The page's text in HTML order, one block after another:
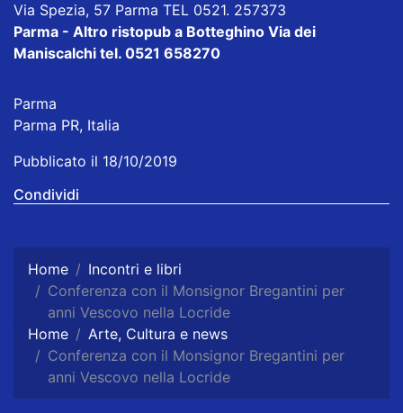
Via Spezia, 57 Parma TEL 0521. 257373
Parma - Altro ristopub a Botteghino Via dei
Maniscalchi tel. 0521 658270
Parma
Parma PR, Italia
Pubblicato il 18/10/2019
Condividi
Home
Incontri e libri
Conferenza con il Monsignor Bregantini per
anni Vescovo nella Locride
Home
Arte, Cultura e news
Conferenza con il Monsignor Bregantini per
anni Vescovo nella Locride